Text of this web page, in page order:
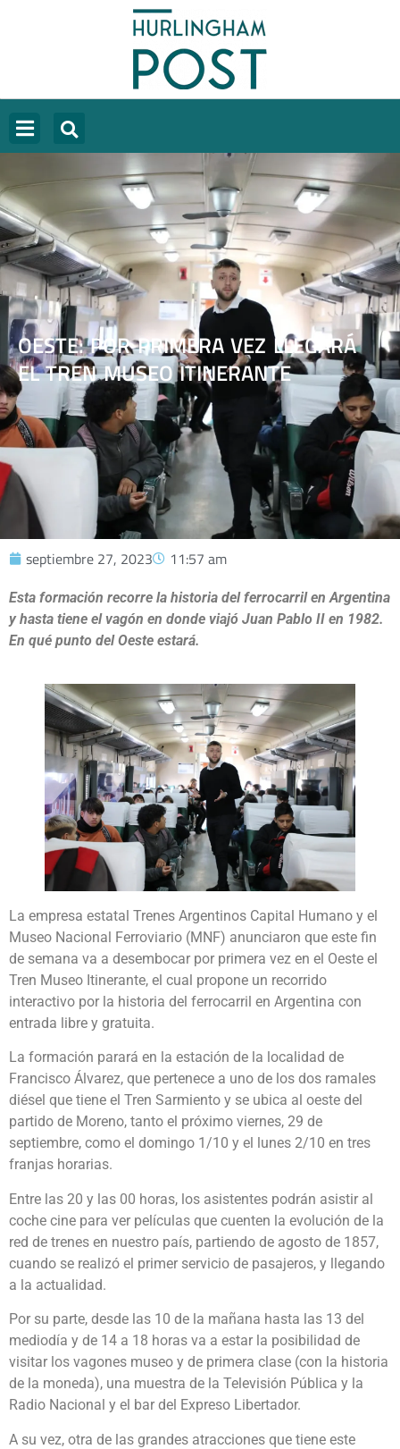
OESTE: POR PRIMERA VEZ LLEGARÁ
EL TREN MUSEO ITINERANTE
septiembre 27, 2023 11:57 am
Esta formación recorre la historia del ferrocarril en Argentina
y hasta tiene el vagón en donde viajó Juan Pablo II en 1982.
En qué punto del Oeste estará.
La empresa estatal Trenes Argentinos Capital Humano y el
Museo Nacional Ferroviario (MNF) anunciaron que este fin
de semana va a desembocar por primera vez en el Oeste el
Tren Museo Itinerante, el cual propone un recorrido
interactivo por la historia del ferrocarril en Argentina con
entrada libre y gratuita.
La formación parará en la estación de la localidad de
Francisco Álvarez, que pertenece a uno de los dos ramales
diésel que tiene el Tren Sarmiento y se ubica al oeste del
partido de Moreno, tanto el próximo viernes, 29 de
septiembre, como el domingo 1/10 y el lunes 2/10 en tres
franjas horarias.
Entre las 20 y las 00 horas, los asistentes podrán asistir al
coche cine para ver películas que cuenten la evolución de la
red de trenes en nuestro país, partiendo de agosto de 1857,
cuando se realizó el primer servicio de pasajeros, y llegando
a la actualidad.
Por su parte, desde las 10 de la mañana hasta las 13 del
mediodía y de 14 a 18 horas va a estar la posibilidad de
visitar los vagones museo y de primera clase (con la historia
de la moneda), una muestra de la Televisión Pública y la
Radio Nacional y el bar del Expreso Libertador.
A su vez, otra de las grandes atracciones que tiene este